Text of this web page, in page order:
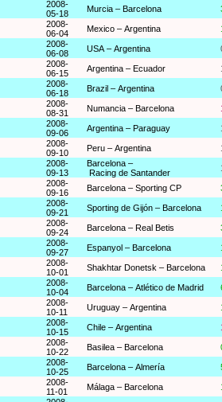
2008-
05-18
Murcia – Barcelona
2008-
06-04
Mexico – Argentina
2008-
06-08
USA – Argentina
2008-
06-15
Argentina – Ecuador
2008-
06-18
Brazil – Argentina
2008-
08-31
Numancia – Barcelona
2008-
09-06
Argentina – Paraguay
2008-
09-10
Peru – Argentina
2008-
09-13
Barcelona –
Racing de Santander
2008-
09-16
Barcelona – Sporting CP
2008-
09-21
Sporting de Gijón – Barcelona
2008-
09-24
Barcelona – Real Betis
2008-
09-27
Espanyol – Barcelona
2008-
10-01
Shakhtar Donetsk – Barcelona
2008-
10-04
Barcelona – Atlético de Madrid
2008-
10-11
Uruguay – Argentina
2008-
10-15
Chile – Argentina
2008-
10-22
Basilea – Barcelona
2008-
10-25
Barcelona – Almería
2008-
11-01
Málaga – Barcelona